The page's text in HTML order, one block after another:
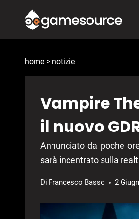
contenuto
home > notizie
Vampire
il nuovo
Annunciato da poche
sarà incentrato sulla
Di Francesco Basso 2